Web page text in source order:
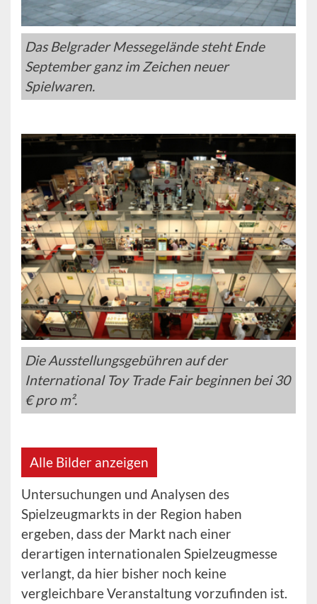
Das Belgrader Messegelände steht Ende
September ganz im Zeichen neuer
Spielwaren.
Die Ausstellungsgebühren auf der
International Toy Trade Fair beginnen bei 30
€ pro m².
Alle Bilder anzeigen
Untersuchungen und Analysen des
Spielzeugmarkts in der Region haben
ergeben, dass der Markt nach einer
derartigen internationalen Spielzeugmesse
verlangt, da hier bisher noch keine
vergleichbare Veranstaltung vorzufinden ist.